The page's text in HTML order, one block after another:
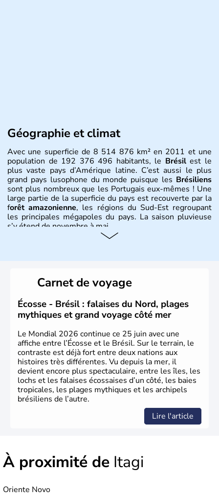
Géographie et climat
Avec une superficie de 8 514 876 km² en 2011 et une
population de 192 376 496 habitants, le Brésilest le
plus vaste pays d’Amérique latine. C’est aussi le plus
grand pays lusophone du monde puisque les Brésiliens
sont plus nombreux que les Portugais eux-mêmes ! Une
large partie de la superficie du pays est recouverte par la
forêt amazonienne, les régions du Sud-Est regroupant
les principales mégapoles du pays. La saison pluvieuse
s’y étend de novembre à mai.
du Brésil ont été atteintes par le portugais Cabral en
1500. Durant le XVIe siècle, de très nombreux esclaves
venus d'Afrique ont permis une large exploitation des
ressources en sucre du pays.
Carnet de voyage
Écosse - Brésil : falaises du Nord, plages
mythiques et grand voyage côté mer
Le Mondial 2026 continue ce 25 juin avec une
affiche entre l’Écosse et le Brésil. Sur le terrain, le
contraste est déjà fort entre deux nations aux
histoires très différentes. Vu depuis la mer, il
devient encore plus spectaculaire, entre les îles, les
lochs et les falaises écossaises d’un côté, les baies
tropicales, les plages mythiques et les archipels
brésiliens de l’autre.
Lire l'article
À proximité de Itagi
Oriente Novo